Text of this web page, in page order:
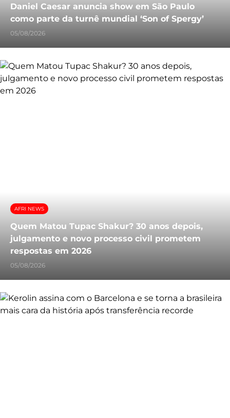
Daniel Caesar anuncia show em São Paulo
como parte da turnê mundial ‘Son of Spergy’
05/08/2026
AFRI NEWS
Quem Matou Tupac Shakur? 30 anos depois,
julgamento e novo processo civil prometem
respostas em 2026
05/08/2026